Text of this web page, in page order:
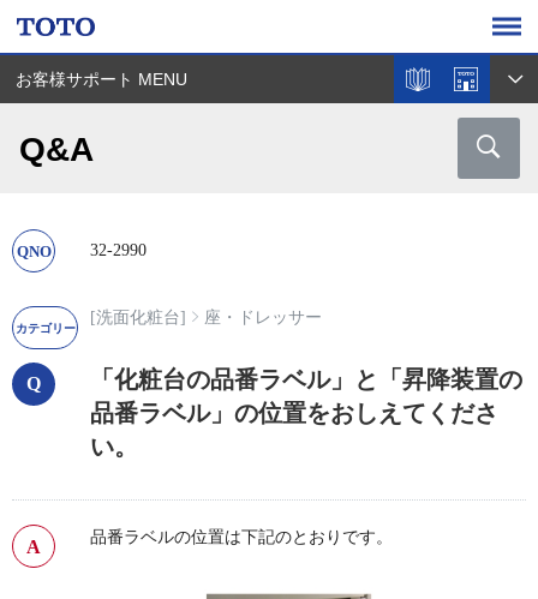
お客様サポート MENU
Q&A
32-2990
[洗面化粧台] 座・ドレッサー
「化粧台の品番ラベル」と「昇降装置の
品番ラベル」の位置をおしえてくださ
い。
品番ラベルの位置は下記のとおりです。